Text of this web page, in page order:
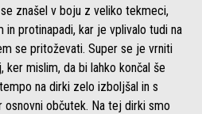
znašel v boju z veliko tekmeci,
protinapadi, kar je vplivalo tudi na
se pritoževati. Super se je vrniti
mislim, da bi lahko končal še
na dirki zelo izboljšal in s
občutek. Na tej dirki smo